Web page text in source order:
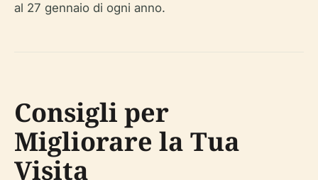
al 27 gennaio di ogni anno.
Consigli per
Migliorare la Tua
Visita